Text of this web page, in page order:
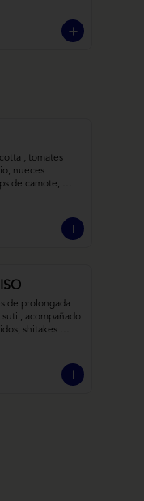
de coco con
, tomates
nueces
de camote,
de prolongada
acompañado
shitakes
y los
ramen.